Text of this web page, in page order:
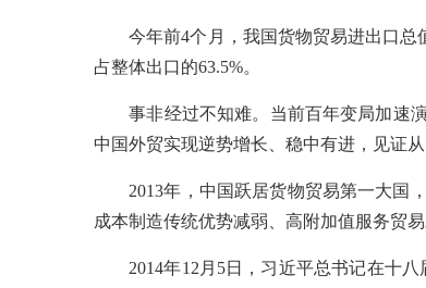
今年前4个月，我国货物贸易进出口总
占整体出口的63.5%。
事非经过不知难。当前百年变局加速
中国外贸实现逆势增长、稳中有进，见证
2013年，中国跃居货物贸易第一大国
成本制造传统优势减弱、高附加值服务贸
2014年12月5日，习近平总书记在十